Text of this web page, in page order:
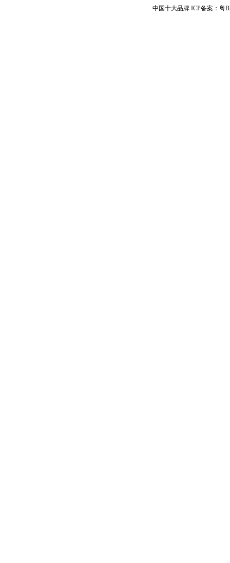
中国十大品牌 ICP备案：粤